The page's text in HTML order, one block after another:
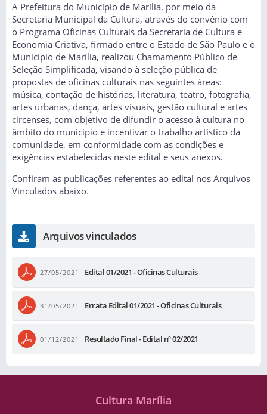
A Prefeitura do Município de Marília, por meio da
Secretaria Municipal da Cultura, através do convênio com
o Programa Oficinas Culturais da Secretaria de Cultura e
Economia Criativa, firmado entre o Estado de São Paulo e o
Município de Marília, realizou Chamamento Público de
Seleção Simplificada, visando à seleção pública de
propostas de oficinas culturais nas seguintes áreas:
música, contação de histórias, literatura, teatro, fotografia,
artes urbanas, dança, artes visuais, gestão cultural e artes
circenses, com objetivo de difundir o acesso à cultura no
âmbito do município e incentivar o trabalho artístico da
comunidade, em conformidade com as condições e
exigências estabelecidas neste edital e seus anexos.
Confiram as publicações referentes ao edital nos Arquivos
Vinculados abaixo.
Arquivos vinculados
27/05/2021 Edital 01/2021 - Oficinas Culturais
31/05/2021 Errata Edital 01/2021 - Oficinas Culturais
01/12/2021 Resultado Final - Edital nº 02/2021
Cultura Marília